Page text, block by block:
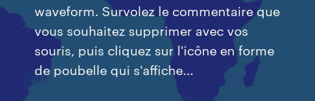
waveform. Survolez le commentaire que
vous souhaitez supprimer avec vos
souris, puis cliquez sur l'icône en forme
de poubelle qui s'affiche...